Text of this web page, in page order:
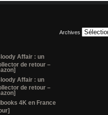
Affair : un
de retour –
Affair : un
de retour –
4K en France
Archives